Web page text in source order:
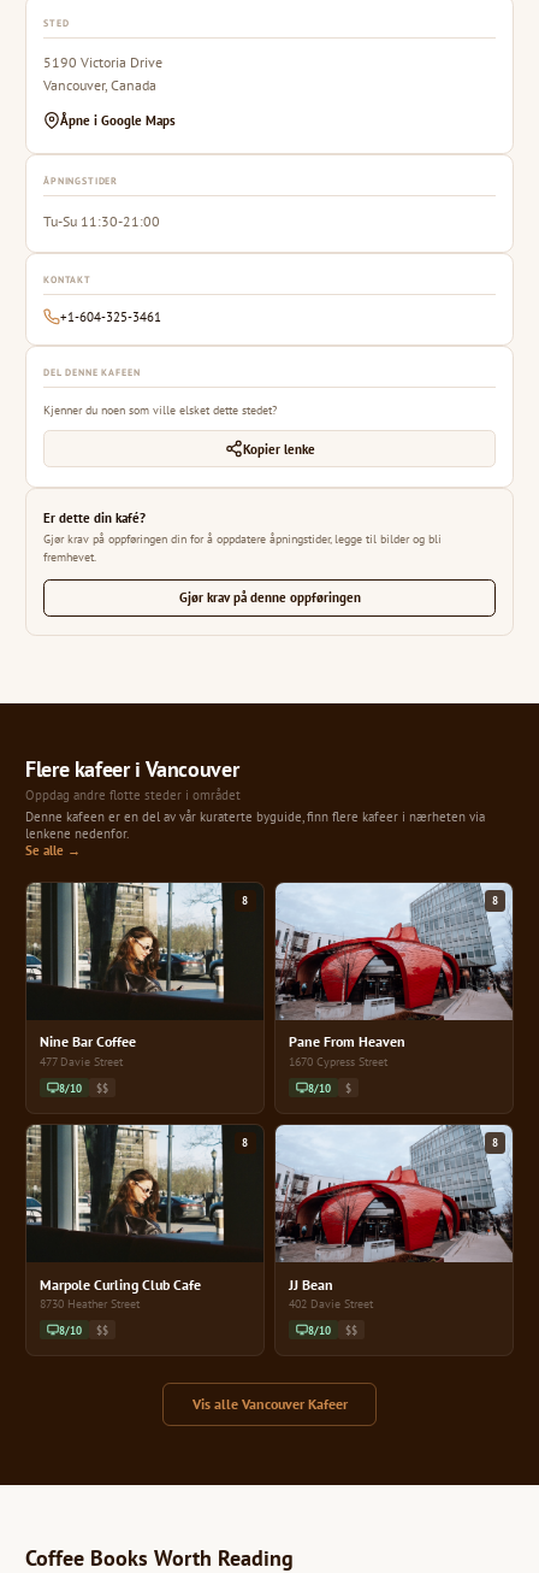
STED
5190 Victoria Drive
Vancouver, Canada
Åpne i Google Maps
ÅPNINGSTIDER
Tu-Su 11:30-21:00
KONTAKT
+1-604-325-3461
DEL DENNE KAFEEN
Kjenner du noen som ville elsket dette stedet?
Kopier lenke
Er dette din kafé?
Gjør krav på oppføringen din for å oppdatere åpningstider, legge til bilder og bli
fremhevet.
Gjør krav på denne oppføringen
Flere kafeer i Vancouver
Oppdag andre flotte steder i området
Denne kafeen er en del av vår kuraterte byguide, finn flere kafeer i nærheten via
lenkene nedenfor.
Se alle →
8
Nine Bar Coffee
477 Davie Street
8/10 $$
8
Pane From Heaven
1670 Cypress Street
8/10 $
8
Marpole Curling Club Cafe
8730 Heather Street
8/10 $$
8
JJ Bean
402 Davie Street
8/10 $$
Vis alle Vancouver Kafeer
Coffee Books Worth Reading